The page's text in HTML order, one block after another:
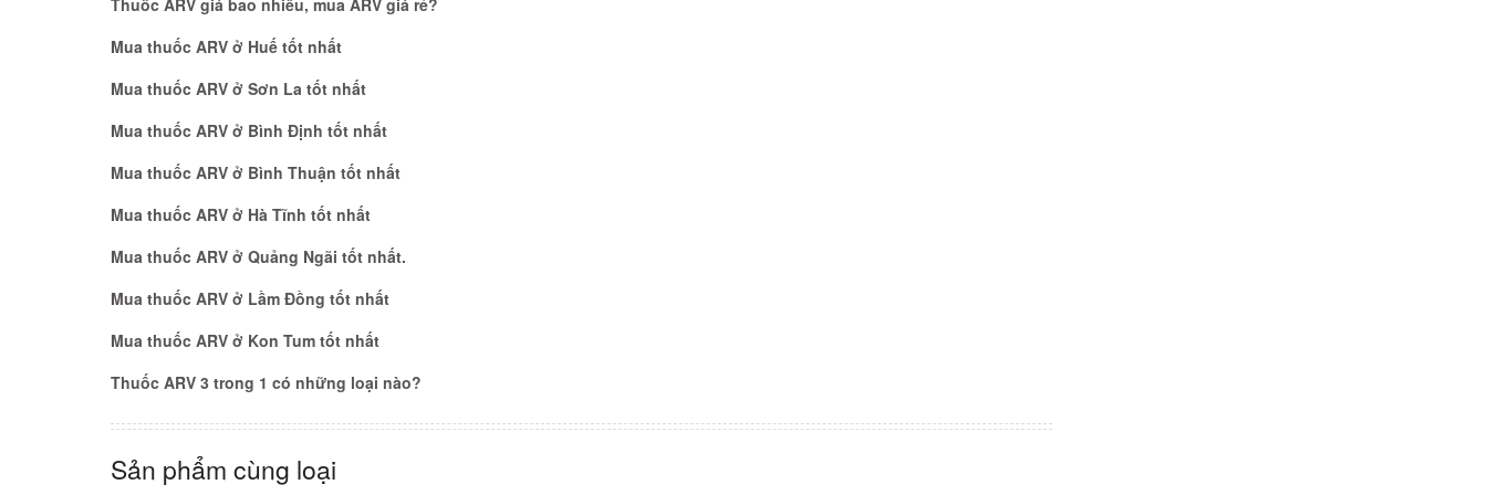
Mua thuốc ARV ở Huế tốt nhất
Mua thuốc ARV ở Sơn La tốt nhất
Mua thuốc ARV ở Bình Định tốt nhất
Mua thuốc ARV ở Bình Thuận tốt nhất
Mua thuốc ARV ở Hà Tĩnh tốt nhất
Mua thuốc ARV ở Quảng Ngãi tốt nhất.
Mua thuốc ARV ở Lầm Đồng tốt nhất
Mua thuốc ARV ở Kon Tum tốt nhất
Thuốc ARV 3 trong 1 có những loại nào?
Sản phẩm cùng loại